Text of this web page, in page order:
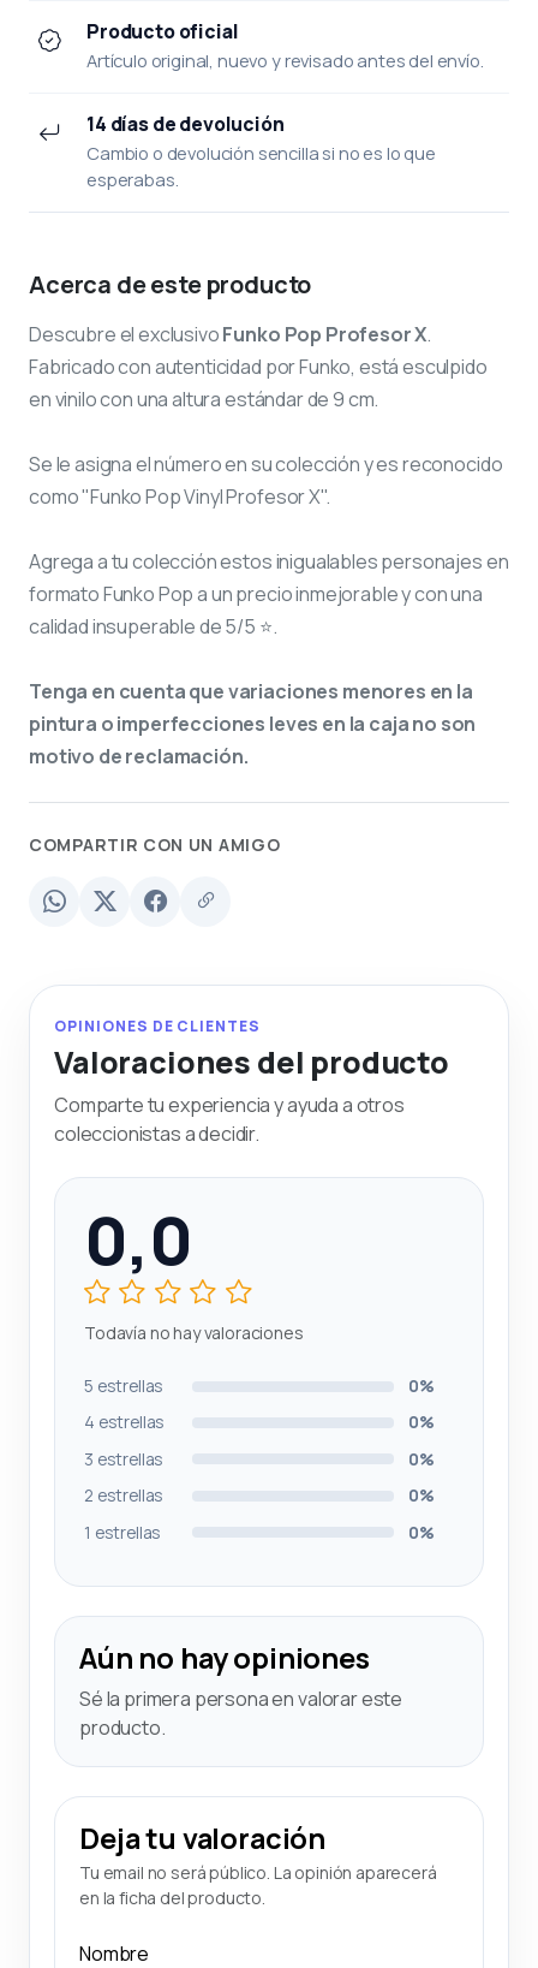
Producto oficial
Artículo original, nuevo y revisado antes del envío.
14 días de devolución
Cambio o devolución sencilla si no es lo que
esperabas.
Acerca de este producto
Descubre el exclusivoFunko Pop Profesor X.
Fabricado con autenticidad por Funko, está esculpido
en vinilo con una altura estándar de 9 cm.
Se le asigna el númeroen su colección y es reconocido
como "Funko Pop Vinyl Profesor X".
Agrega a tu colección estos inigualables personajes en
formato Funko Pop a un precio inmejorable y con una
calidad insuperable de 5/5 ⭐.
Tenga en cuenta que variaciones menores en la
pintura o imperfecciones leves en la caja no son
motivo de reclamación.
COMPARTIR CON UN AMIGO
OPINIONES DE CLIENTES
Valoraciones del producto
Comparte tu experiencia y ayuda a otros
coleccionistas a decidir.
0,0
Todavía no hay valoraciones
5 estrellas
0%
4 estrellas
0%
3 estrellas
0%
2 estrellas
0%
1 estrellas
0%
Aún no hay opiniones
Sé la primera persona en valorar este
producto.
Deja tu valoración
Tu email no será público. La opinión aparecerá
en la ficha del producto.
Nombre